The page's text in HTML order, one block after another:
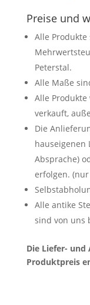
Preise und
Alle
Peterstal.
Alle Maße
Alle
verkauft,
Die
hauseigenen
Absprache)
erfolgen.
Alle antike
sind von uns
Die Liefer-
Produktpreis